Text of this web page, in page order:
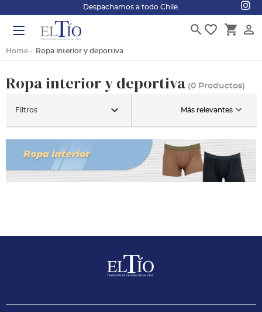
Despachamos a todo Chile.
person_outline
shopping_cart
favorite_border
search
Home Ropa interior y deportiva
Ropa interior y deportiva (0 Productos)
Más relevantes
Filtros keyboard_arrow_down